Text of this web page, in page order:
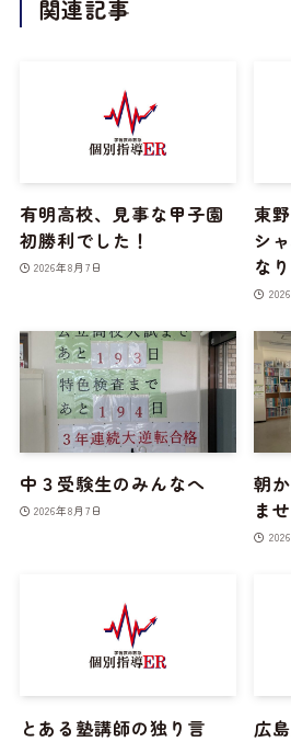
関連記事
有明高校、見事な甲子園
初勝利でした！
2026年8月7日
東
シ
な
中３受験生のみんなへ
2026年8月7日
朝
ま
とある塾講師の独り言 広